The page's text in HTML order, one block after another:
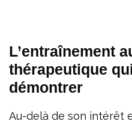
L’entraînement
thérapeutique
démontrer
Au-delà de son intérêt